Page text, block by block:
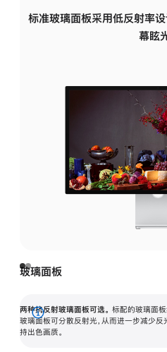
标准玻璃面板采用低反射率
幕眩
玻璃面板
两种抗反射玻璃面板可选。 标配的玻璃面板
玻璃面板可分散反射光，从而进一步减少
持出色画质。
展
开